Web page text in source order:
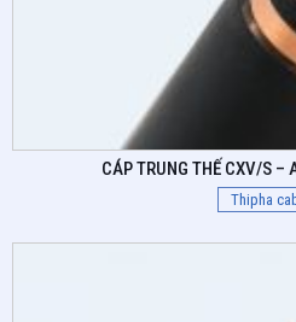
CÁP TRUNG THẾ CXV/S
Thipha